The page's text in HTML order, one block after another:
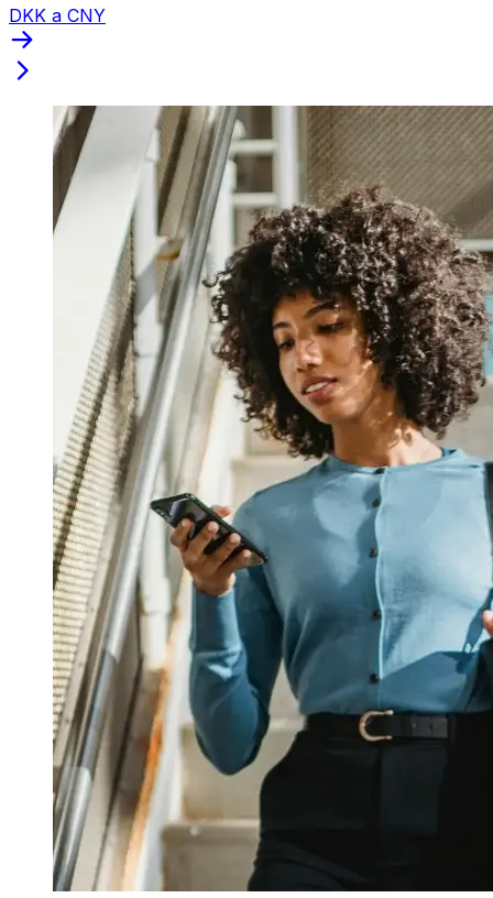
DKK a CNY